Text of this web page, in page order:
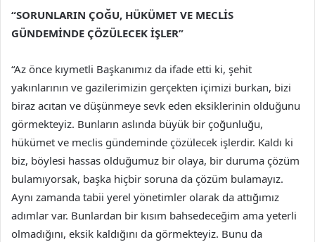
“SORUNLARIN ÇOĞU, HÜKÜMET VE MECLİS
GÜNDEMİNDE ÇÖZÜLECEK İŞLER”
“Az önce kıymetli Başkanımız da ifade etti ki, şehit
yakınlarının ve gazilerimizin gerçekten içimizi burkan, bizi
biraz acıtan ve düşünmeye sevk eden eksiklerinin olduğunu
görmekteyiz. Bunların aslında büyük bir çoğunluğu,
hükümet ve meclis gündeminde çözülecek işlerdir. Kaldı ki
biz, böylesi hassas olduğumuz bir olaya, bir duruma çözüm
bulamıyorsak, başka hiçbir soruna da çözüm bulamayız.
Aynı zamanda tabii yerel yönetimler olarak da attığımız
adımlar var. Bunlardan bir kısım bahsedeceğim ama yeterli
olmadığını, eksik kaldığını da görmekteyiz. Bunu da